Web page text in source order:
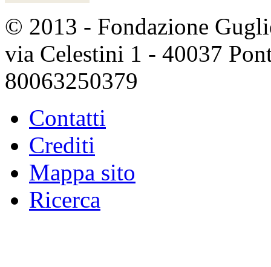
© 2013 - Fondazione
via Celestini 1 - 40037
80063250379
Contatti
Crediti
Mappa sito
Ricerca